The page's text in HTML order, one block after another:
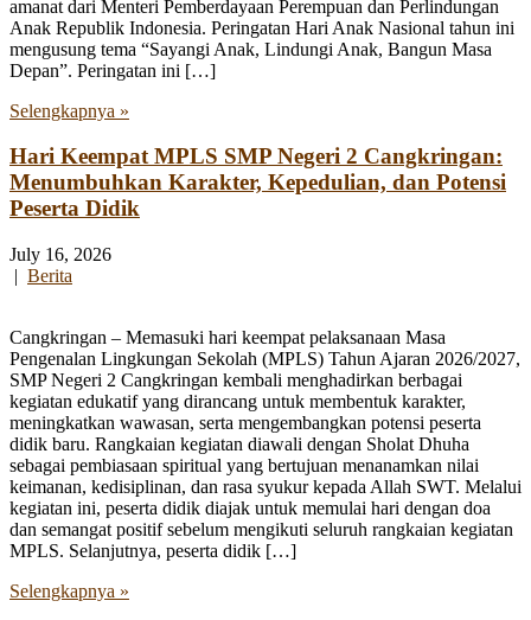
amanat dari Menteri Pemberdayaan Perempuan dan Perlindungan
Anak Republik Indonesia. Peringatan Hari Anak Nasional tahun ini
mengusung tema “Sayangi Anak, Lindungi Anak, Bangun Masa
Depan”. Peringatan ini […]
Selengkapnya »
Hari Keempat MPLS SMP Negeri 2 Cangkringan:
Menumbuhkan Karakter, Kepedulian, dan Potensi
Peserta Didik
July 16, 2026
| Berita
Cangkringan – Memasuki hari keempat pelaksanaan Masa
Pengenalan Lingkungan Sekolah (MPLS) Tahun Ajaran 2026/2027,
SMP Negeri 2 Cangkringan kembali menghadirkan berbagai
kegiatan edukatif yang dirancang untuk membentuk karakter,
meningkatkan wawasan, serta mengembangkan potensi peserta
didik baru. Rangkaian kegiatan diawali dengan Sholat Dhuha
sebagai pembiasaan spiritual yang bertujuan menanamkan nilai
keimanan, kedisiplinan, dan rasa syukur kepada Allah SWT. Melalui
kegiatan ini, peserta didik diajak untuk memulai hari dengan doa
dan semangat positif sebelum mengikuti seluruh rangkaian kegiatan
MPLS. Selanjutnya, peserta didik […]
Selengkapnya »